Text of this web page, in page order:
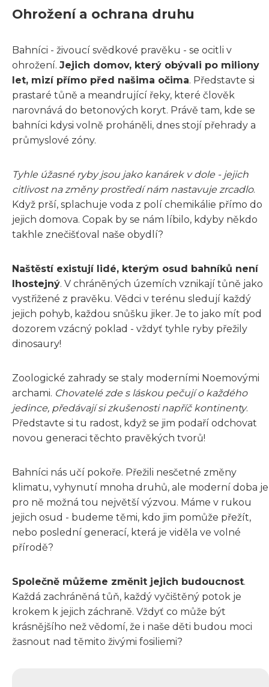
Ohrožení a ochrana druhu
Bahníci - živoucí svědkové pravěku - se ocitli v
ohrožení. Jejich domov, který obývali po miliony
let, mizí přímo před našima očima. Představte si
prastaré tůně a meandrující řeky, které člověk
narovnává do betonových koryt. Právě tam, kde se
bahníci kdysi volně proháněli, dnes stojí přehrady a
průmyslové zóny.
Tyhle úžasné ryby jsou jako kanárek v dole - jejich
citlivost na změny prostředí nám nastavuje zrcadlo.
Když prší, splachuje voda z polí chemikálie přímo do
jejich domova. Copak by se nám líbilo, kdyby někdo
takhle znečišťoval naše obydlí?
Naštěstí existují lidé, kterým osud bahníků není
lhostejný. V chráněných územích vznikají tůně jako
vystřižené z pravěku. Vědci v terénu sledují každý
jejich pohyb, každou snůšku jiker. Je to jako mít pod
dozorem vzácný poklad - vždyť tyhle ryby přežily
dinosaury!
Zoologické zahrady se staly moderními Noemovými
archami. Chovatelé zde s láskou pečují o každého
jedince, předávají si zkušenosti napříč kontinenty.
Představte si tu radost, když se jim podaří odchovat
novou generaci těchto pravěkých tvorů!
Bahníci nás učí pokoře. Přežili nesčetné změny
klimatu, vyhynutí mnoha druhů, ale moderní doba je
pro ně možná tou největší výzvou. Máme v rukou
jejich osud - budeme těmi, kdo jim pomůže přežít,
nebo poslední generací, která je viděla ve volné
přírodě?
Společně můžeme změnit jejich budoucnost.
Každá zachráněná tůň, každý vyčištěný potok je
krokem k jejich záchraně. Vždyť co může být
krásnějšího než vědomí, že i naše děti budou moci
žasnout nad těmito živými fosiliemi?